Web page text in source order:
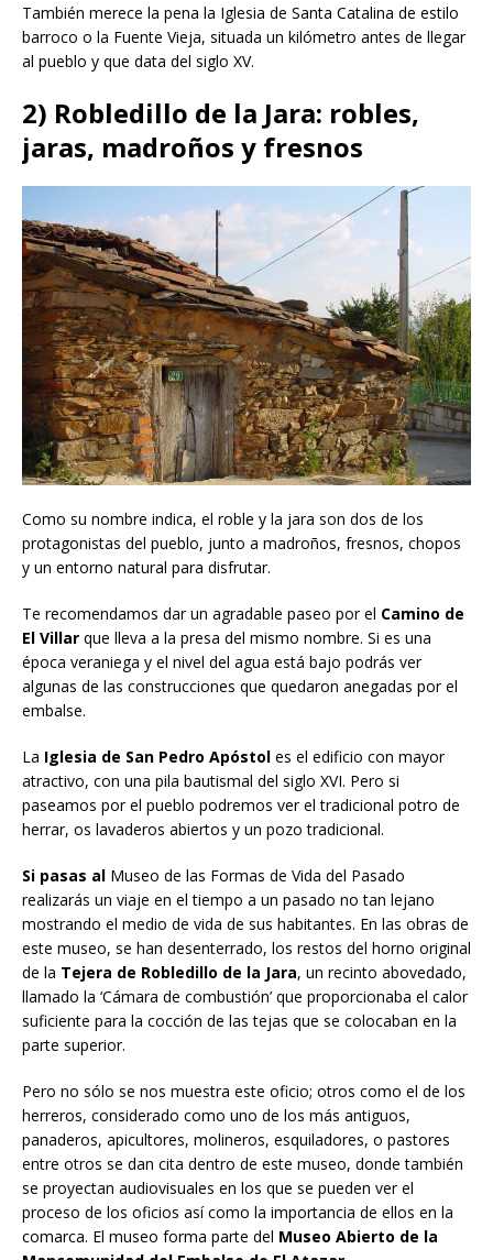
También merece la pena la Iglesia de Santa Catalina de estilo
barroco o la Fuente Vieja, situada un kilómetro antes de llegar
al pueblo y que data del siglo XV.
2) Robledillo de la Jara: robles,
jaras, madroños y fresnos
Como su nombre indica, el roble y la jara son dos de los
protagonistas del pueblo, junto a madroños, fresnos, chopos
y un entorno natural para disfrutar.
Te recomendamos dar un agradable paseo por el Camino de
El Villar que lleva a la presa del mismo nombre. Si es una
época veraniega y el nivel del agua está bajo podrás ver
algunas de las construcciones que quedaron anegadas por el
embalse.
La Iglesia de San Pedro Apóstol es el edificio con mayor
atractivo, con una pila bautismal del siglo XVI. Pero si
paseamos por el pueblo podremos ver el tradicional potro de
herrar, os lavaderos abiertos y un pozo tradicional.
Si pasas al Museo de las Formas de Vida del Pasado
realizarás un viaje en el tiempo a un pasado no tan lejano
mostrando el medio de vida de sus habitantes. En las obras de
este museo, se han desenterrado, los restos del horno original
de la Tejera de Robledillo de la Jara, un recinto abovedado,
llamado la ‘Cámara de combustión’ que proporcionaba el calor
suficiente para la cocción de las tejas que se colocaban en la
parte superior.
Pero no sólo se nos muestra este oficio; otros como el de los
herreros, considerado como uno de los más antiguos,
panaderos, apicultores, molineros, esquiladores, o pastores
entre otros se dan cita dentro de este museo, donde también
se proyectan audiovisuales en los que se pueden ver el
proceso de los oficios así como la importancia de ellos en la
comarca. El museo forma parte del Museo Abierto de la